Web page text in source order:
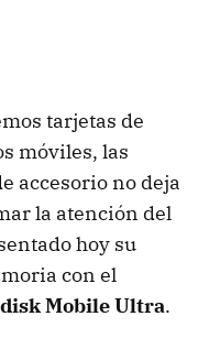
tarjetas de
móviles, las
accesorio no deja
la atención del
hoy su
con el
Mobile Ultra.